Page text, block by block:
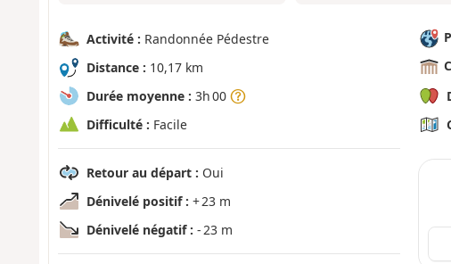
Activité : Randonnée Pédestre
Distance : 10,17 km
Durée moyenne : 3h 00
Difficulté : Facile
Retour au départ : Oui
Dénivelé positif : + 23 m
Dénivelé négatif : - 23 m